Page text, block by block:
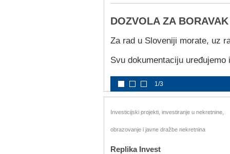
DOZVOLA ZA BORAVAK
Za rad u Sloveniji morate, uz
Svu dokumentaciju
1/3
Investicijski projekti, investiranje u nekretnine,
obrazovanje i javne dražbe nekretnina
Replika Invest